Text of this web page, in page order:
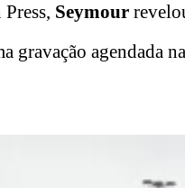
Seymour
gravação agendada